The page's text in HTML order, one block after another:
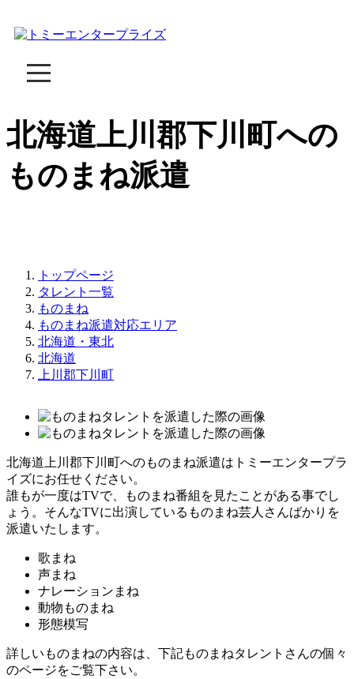
北海道上川郡下川町への
ものまね派遣
トップページ
タレント一覧
ものまね
ものまね派遣対応エリア
北海道・東北
北海道
上川郡下川町
北海道上川郡下川町へのものまね派遣はトミーエンタープラ
イズにお任せください。
誰もが一度はTVで、ものまね番組を見たことがある事でし
ょう。そんなTVに出演しているものまね芸人さんばかりを
派遣いたします。
歌まね
声まね
ナレーションまね
動物ものまね
形態模写
詳しいものまねの内容は、下記ものまねタレントさんの個々
のページをご覧下さい。